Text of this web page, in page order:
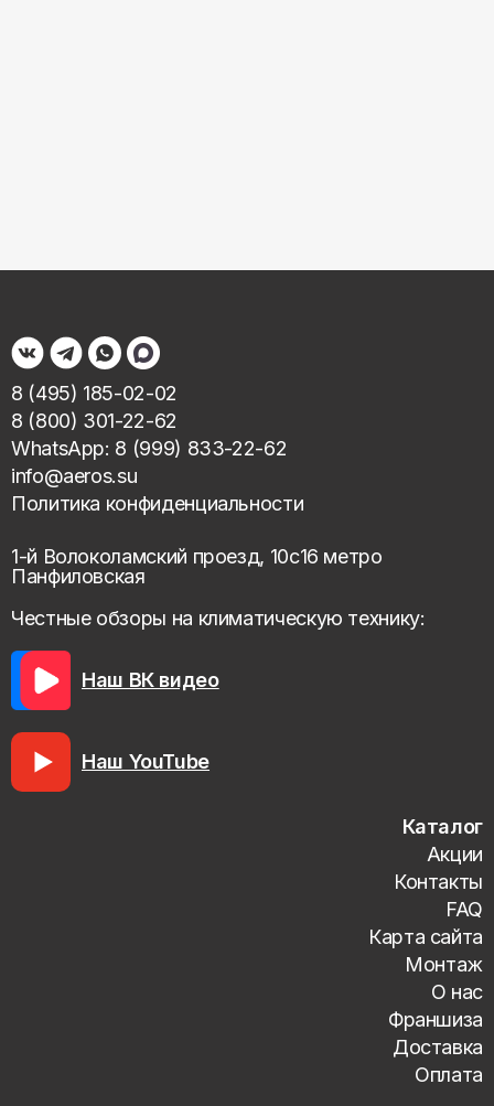
8 (495) 185-02-02
8 (800) 301-22-62
WhatsApp: 8 (999) 833-22-62
info@aeros.su
Политика конфиденциальности
1-й Волоколамский проезд, 10с16 метро
Панфиловская
Честные обзоры на климатическую технику:
Наш ВК видео
Наш YouTube
Каталог
Акции
Контакты
FAQ
Карта сайта
Монтаж
О нас
Франшиза
Доставка
Оплата